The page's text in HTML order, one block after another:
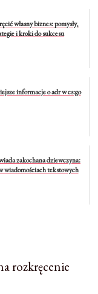
własny biznes: pomysły,
i kroki do sukcesu
informacje o adr w cs:go
zakochana dziewczyna:
wiadomościach tekstowych
rozkręcenie